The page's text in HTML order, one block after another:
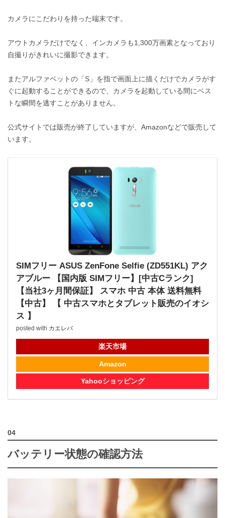
カメラにこだわりを持った端末です。
アウトカメラだけでなく、インカメラも1,300万画素となっており
自撮りがきれいに撮影できます。
またアルファベットの「S」を指で画面上に描くだけでカメラがす
ぐに起動することができるので、カメラを起動している間にベス
トな瞬間を逃すことがありません。
公式サイトでは販売が終了していますが、Amazonなどで販売して
います。
SIMフリー ASUS ZenFone Selfie (ZD551KL) アク
アブルー 【国内版 SIMフリー】[中古Cランク]
【当社3ヶ月間保証】 スマホ 中古 本体 送料無料
【中古】 【 中古スマホとタブレット販売のイオシ
ス 】
posted with カエレバ
楽天市場
Amazon
Yahooショッピング
バッテリー状態の確認方法